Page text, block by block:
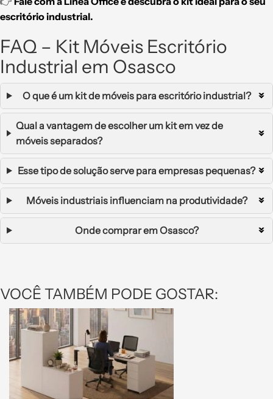
escritório industrial.
FAQ – Kit Móveis Escritório
Industrial em Osasco
O que é um kit de móveis para escritório industrial?
Qual a vantagem de escolher um kit em vez de
móveis separados?
Esse tipo de solução serve para empresas pequenas?
Móveis industriais influenciam na produtividade?
Onde comprar em Osasco?
VOCÊ TAMBÉM PODE GOSTAR: